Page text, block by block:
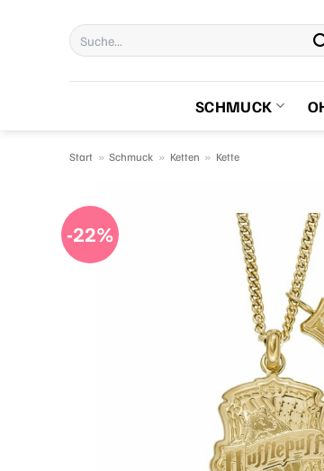
Suchen
nach:
SCHMUCK
Start » Schmuck » Ketten » Kette
-22%